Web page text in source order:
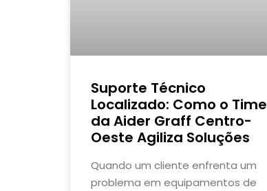
Suporte Técnico
Localizado: Como o Time
da Aider Graff Centro-
Oeste Agiliza Soluções
Quando um cliente enfrenta um
problema em equipamentos de